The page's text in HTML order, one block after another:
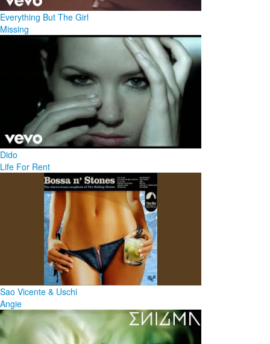
Everything But The Girl
Missing
Dido
Life For Rent
Sao Vicente & Uschi
Angie